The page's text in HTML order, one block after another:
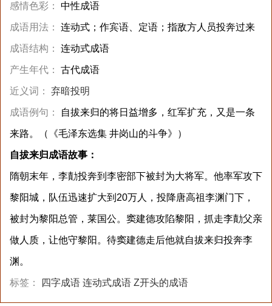
感情色彩： 中性成语
成语用法： 连动式；作宾语、定语；指敌方人员投奔过来
成语结构： 连动式成语
产生年代： 古代成语
近义词： 弃暗投明
成语例句： 自拔来归的将日益增多，红军扩充，又是一条
来路。（《毛泽东选集 井岗山的斗争》）
自拔来归成语故事：
隋朝末年，李勣投奔到李密部下被封为大将军。他率军攻下
黎阳城，队伍迅速扩大到20万人，投降唐高祖李渊门下，
被封为黎阳总管，莱国公。窦建德攻陷黎阳，抓走李勣父亲
做人质，让他守黎阳。待窦建德走后他就自拔来归投奔李
渊。
标签： 四字成语 连动式成语 Z开头的成语